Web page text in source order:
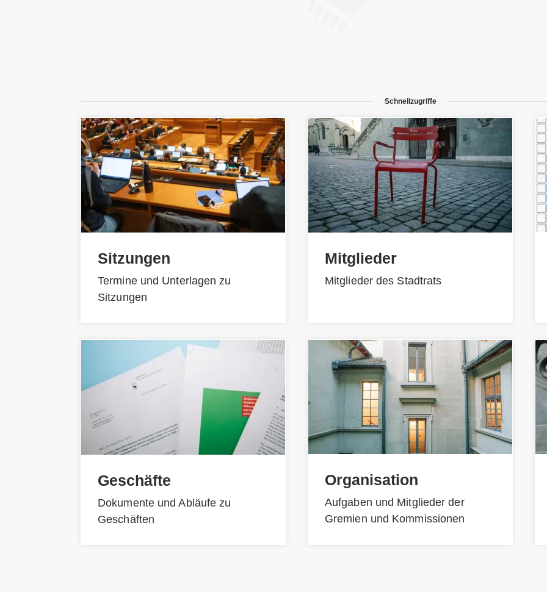
Schnellzugriffe
Sitzungen
Termine und Unterlagen zu
Sitzungen
Geschäfte
Dokumente und Abläufe zu
Geschäften
Mitglieder
Mitglieder des Stadtrats
Organisation
Aufgaben und Mitglieder der
Gremien und Kommissionen